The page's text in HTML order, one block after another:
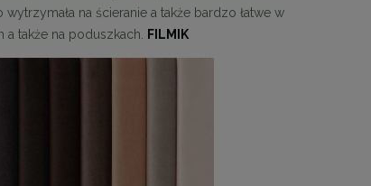
Najniższa cena:494,10 zł
DO KOSZYKA
na ścieranie a także bardzo łatwe w
także na poduszkach.
FILMIK